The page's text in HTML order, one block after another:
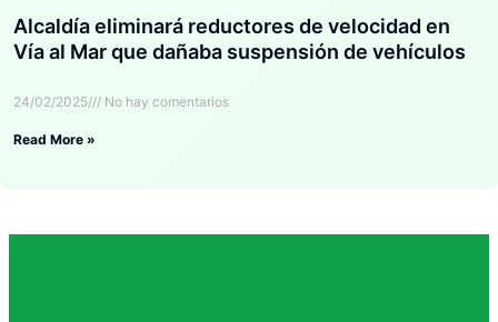
Alcaldía eliminará reductores de velocidad en
Vía al Mar que dañaba suspensión de vehículos
24/02/2025 No hay comentarios
Read More »